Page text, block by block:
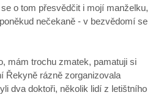
o tom přesvědčit i mojí manželku,
nečekaně - v bezvědomí se
mám trochu zmatek, pamatuji si
Řekyně rázně zorganizovala
dva doktoři, několik lidí z letištního